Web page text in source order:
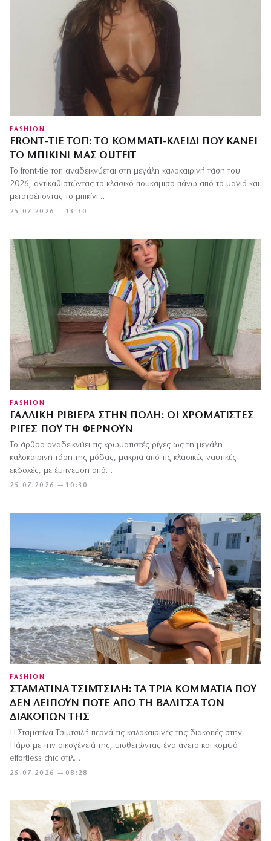
FASHION
FRONT-TIE ΤΟΠ: ΤΟ ΚΟΜΜΆΤΙ-ΚΛΕΙΔΊ ΠΟΥ ΚΆΝΕΙ
ΤΟ ΜΠΙΚΊΝΙ ΜΑΣ OUTFIT
25.07.2026 — 13:30
Το front-tie τοπ αναδεικνύεται στη μεγάλη καλοκαιρινή τάση του
2026, αντικαθιστώντας το κλασικό πουκάμισο πάνω από το μαγιό και
μετατρέποντας το μπικίνι…
FASHION
ΓΑΛΛΙΚΉ ΡΙΒΙΈΡΑ ΣΤΗΝ ΠΌΛΗ: ΟΙ ΧΡΩΜΑΤΙΣΤΈΣ
ΡΊΓΕΣ ΠΟΥ ΤΗ ΦΈΡΝΟΥΝ
25.07.2026 — 10:30
Το άρθρο αναδεικνύει τις χρωματιστές ρίγες ως τη μεγάλη
καλοκαιρινή τάση της μόδας, μακριά από τις κλασικές ναυτικές
εκδοχές, με έμπνευση από…
FASHION
ΣΤΑΜΑΤΊΝΑ ΤΣΙΜΤΣΙΛΉ: ΤΑ ΤΡΊΑ ΚΟΜΜΆΤΙΑ ΠΟΥ
ΔΕΝ ΛΕΊΠΟΥΝ ΠΟΤΈ ΑΠΌ ΤΗ ΒΑΛΊΤΣΑ ΤΩΝ
ΔΙΑΚΟΠΏΝ ΤΗΣ
25.07.2026 — 08:28
Η Σταματίνα Τσιμτσιλή περνά τις καλοκαιρινές της διακοπές στην
Πάρο με την οικογένειά της, υιοθετώντας ένα άνετο και κομψό
effortless chic στιλ…